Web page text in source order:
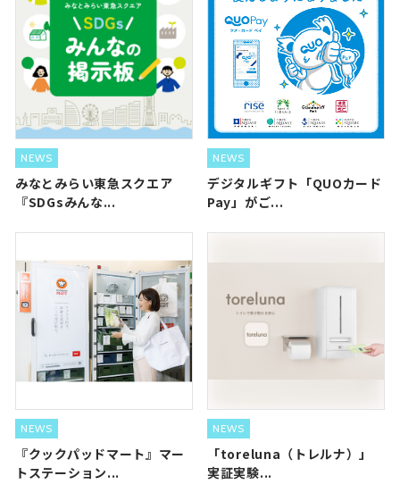
NEWS
みなとみらい東急スクエア
『SDGsみんな...
NEWS
デジタルギフト「QUOカード
Pay」がご...
NEWS
『クックパッドマート』マー
トステーション...
NEWS
「toreluna（トレルナ）」
実証実験...